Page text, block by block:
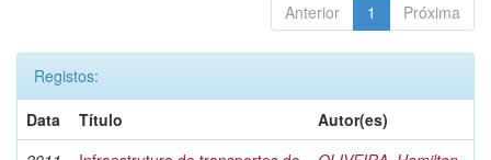
Anterior 1 Próxima
Registos:
Data
Título
Autor(es)